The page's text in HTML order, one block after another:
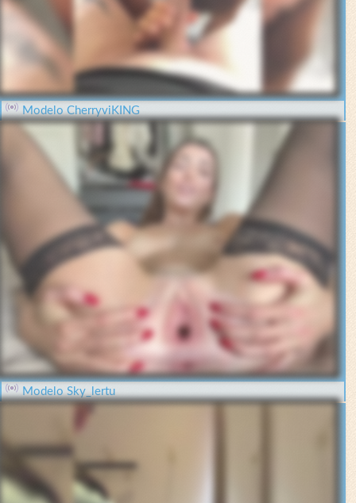
Modelo CherryviKING
Modelo Sky_lertu